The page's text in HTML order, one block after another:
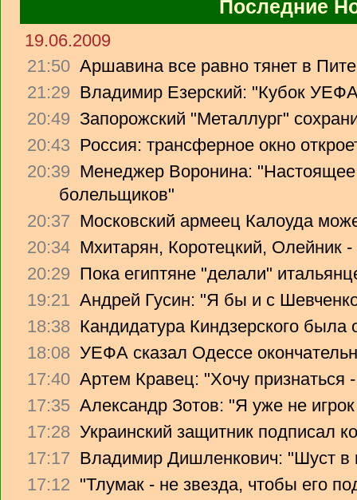
Последние
19.06.2009
21:50 Аршавина все равно тянет в
21:29 Владимир Езерский: "Кубок
20:49 Запорожский "Металлург"
20:43 Россия: трансферное окно
20:39 Менеджер Воронина: "Настоящее
болельщиков"
20:37 Московский армеец Калоуда
20:34 Мхитарян, Коротецкий, Олейник -
20:29 Пока египтяне "делали"
19:21 Андрей Гусин: "Я бы и с
18:38 Кандидатура Киндзерского была
18:08 УЕФА сказал Одессе
17:40 Артем Кравец: "Хочу признаться
17:35 Александр Зотов: "Я уже не
17:28 Украинский защитник подписал
17:17 Владимир Дишленкович: "Шуст в
17:12 "Тлумак - не звезда, чтобы его